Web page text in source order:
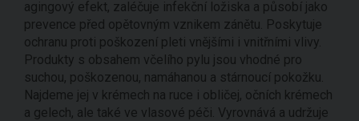
agingový efekt, zaléčuje infekční ložiska a působí jako
prevence před opětovným vznikem zánětu. Poskytuje
ochranu proti poškození pleti vnějšími i vnitřními vlivy.
Produkty s obsahem včelího pylu jsou vhodné pro
suchou, poškozenou, namáhanou a stárnoucí pokožku.
Najdeme jej v krémech na ruce i obličej, očních krémech
a gelech, ale také ve vlasové péči. Vyrovnává a udržuje